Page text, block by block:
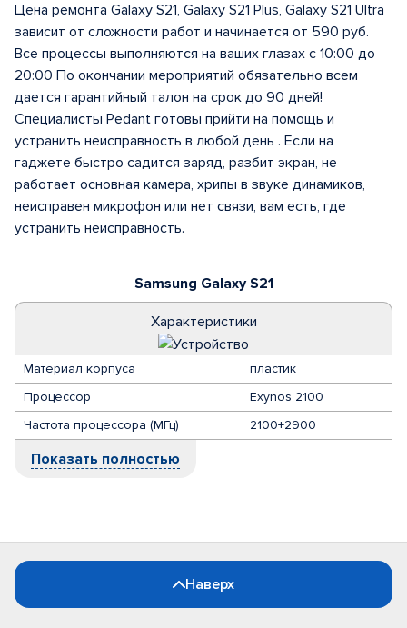
Samsung Galaxy S21
Характеристики
Материал корпуса
пластик
Процессор
Exynos 2100
Частота процессора (МГц)
2100+2900
Показать полностью
Цена ремонта Galaxy S21, Galaxy S21 Plus, Galaxy S21 Ultra
зависит от сложности работ и начинается от 590 руб.
Все процессы выполняются на ваших глазах с 10:00 до
20:00 По окончании мероприятий обязательно всем
дается гарантийный талон на срок до 90 дней!
Специалисты Pedant готовы прийти на помощь и
устранить неисправность в любой день . Если на
гаджете быстро садится заряд, разбит экран, не
работает основная камера, хрипы в звуке динамиков,
неисправен микрофон или нет связи, вам есть, где
устранить неисправность.
Наверх